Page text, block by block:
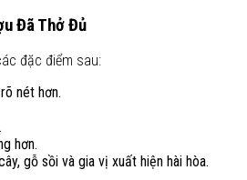
Đã Thở Đủ
đặc điểm sau:
nét hơn.
hơn.
gỗ sồi và gia vị xuất hiện hài hòa.